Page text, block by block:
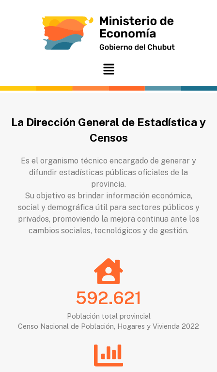
Menú
La Dirección General de Estadística y
Censos
Es el organismo técnico encargado de generar y
difundir estadísticas públicas oficiales de la
provincia.
Su objetivo es brindar información económica,
social y demográfica útil para sectores públicos y
privados, promoviendo la mejora continua ante los
cambios sociales, tecnológicos y de gestión.
592.621
Población total provincial
Censo Nacional de Población, Hogares y Vivienda 2022